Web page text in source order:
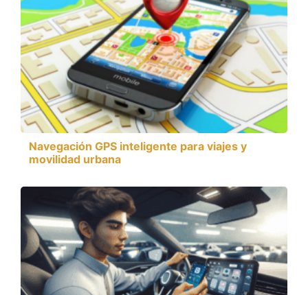
Navegación GPS inteligente para viajes y
movilidad urbana